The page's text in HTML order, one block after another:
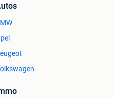
vast.